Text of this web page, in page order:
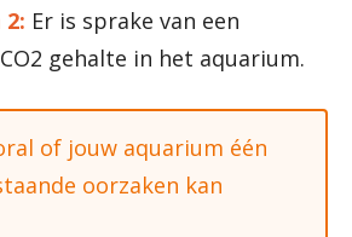
Er is sprake van een
gehalte in het aquarium.
of jouw aquarium één
oorzaken kan